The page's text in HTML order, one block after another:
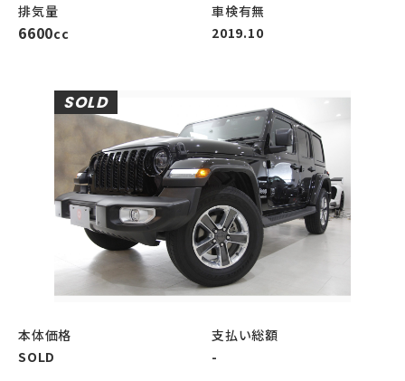
排気量
6600cc
車検有無
2019.10
SOLD
本体価格
SOLD
支払い総額
-